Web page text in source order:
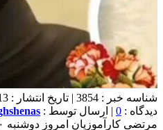
دیدگاه : 0 | ارسال توسط :